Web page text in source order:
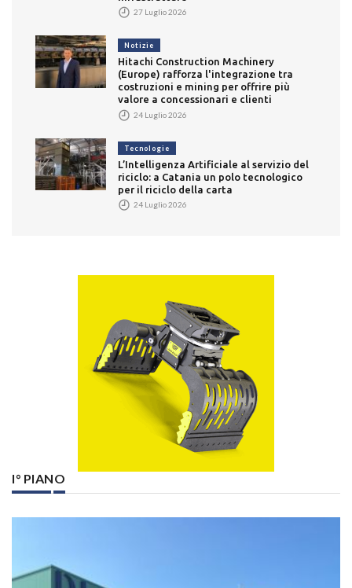
27 Luglio 2026
Notizie
Hitachi Construction Machinery
(Europe) rafforza l'integrazione tra
costruzioni e mining per offrire più
valore a concessionari e clienti
24 Luglio 2026
Tecnologie
L’Intelligenza Artificiale al servizio del
riciclo: a Catania un polo tecnologico
per il riciclo della carta
24 Luglio 2026
I° PIANO